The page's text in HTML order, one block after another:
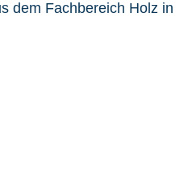
dem Fachbereich Holz in